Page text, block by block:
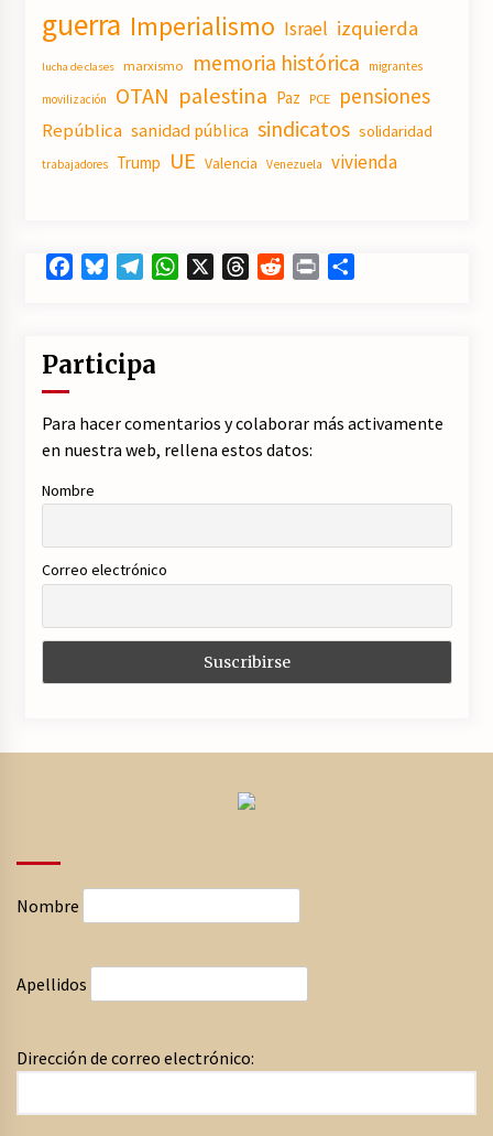
guerra Imperialismo Israel izquierda
lucha de clases marxismo memoria histórica migrantes
movilización OTAN palestina Paz PCE pensiones
República sanidad pública sindicatos solidaridad
trabajadores Trump UE Valencia Venezuela vivienda
FacebookBlueskyTelegramWhatsApp ThreadsRedditPrint
Participa
Para hacer comentarios y colaborar más activamente
en nuestra web, rellena estos datos:
Nombre
Correo electrónico
Nombre
Apellidos
Dirección de correo electrónico: